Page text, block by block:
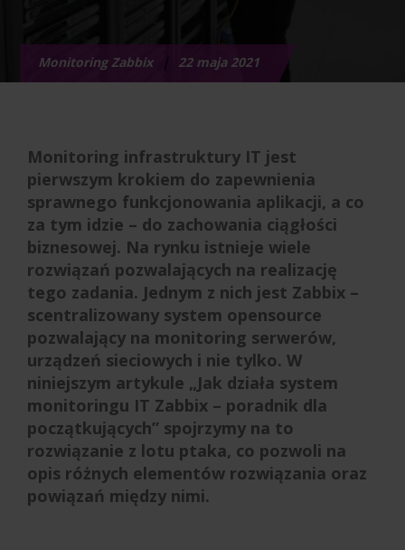
Monitoring Zabbix∣ 22 maja 2021
Monitoring infrastruktury IT jest
pierwszym krokiem do zapewnienia
sprawnego funkcjonowania aplikacji, a co
za tym idzie – do zachowania ciągłości
biznesowej. Na rynku istnieje wiele
rozwiązań pozwalających na realizację
tego zadania. Jednym z nich jest Zabbix –
scentralizowany system opensource
pozwalający na monitoring serwerów,
urządzeń sieciowych i nie tylko. W
niniejszym artykule „Jak działa system
monitoringu IT Zabbix – poradnik dla
początkujących” spojrzymy na to
rozwiązanie z lotu ptaka, co pozwoli na
opis różnych elementów rozwiązania oraz
powiązań między nimi.